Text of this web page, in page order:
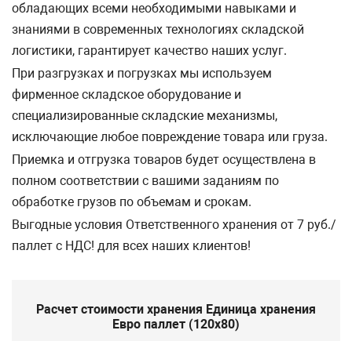
обладающих всеми необходимыми навыками и
знаниями в современных технологиях складской
логистики, гарантирует качество наших услуг.
При разгрузках и погрузках мы используем
фирменное складское оборудование и
специализированные складские механизмы,
исключающие любое повреждение товара или груза.
Приемка и отгрузка товаров будет осуществлена в
полном соответствии с вашими заданиям по
обработке грузов по объемам и срокам.
Выгодные условия Ответственного хранения от 7 руб./
паллет с НДС! для всех наших клиентов!
Расчет стоимости хранения Единица хранения
Евро паллет (120х80)